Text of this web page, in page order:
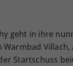
geht in ihre
Startschuss